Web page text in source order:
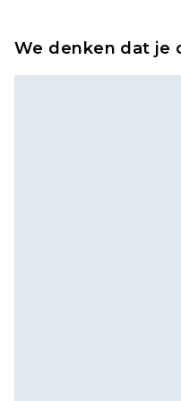
We denken dat je